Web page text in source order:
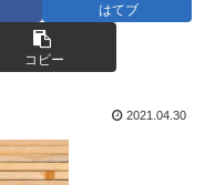
はてブ
コピー
2021.04.30